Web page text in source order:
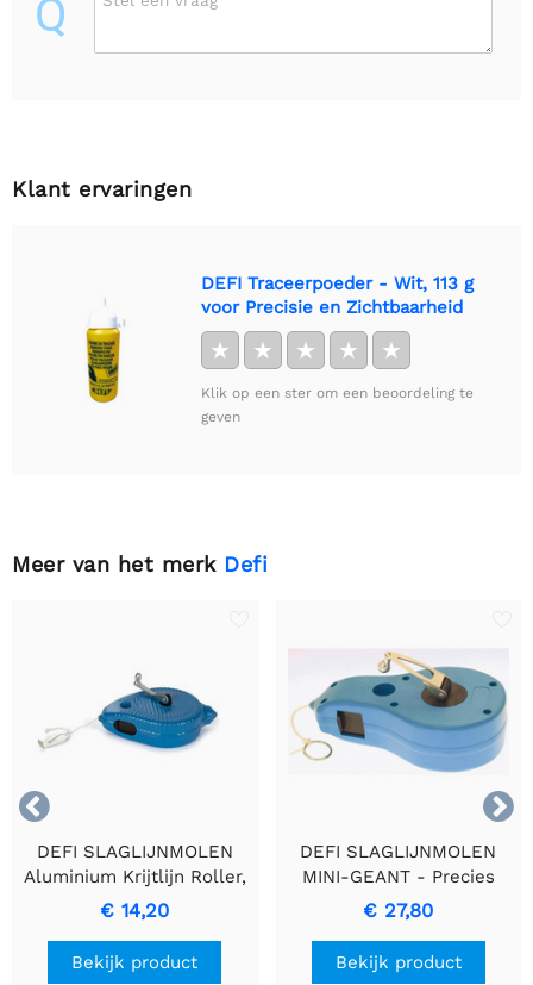
Q
Klant ervaringen
DEFI Traceerpoeder - Wit, 113 g
voor Precisie en Zichtbaarheid
★ ★ ★ ★ ★
Klik op een ster om een beoordeling te
geven
Meer van het merk Defi


DEFI SLAGLIJNMOLEN
Aluminium Krijtlijn Roller,
30m
€ 14,20
Bekijk product
DEFI SLAGLIJNMOLEN
MINI-GEANT - Precies
Gereedschap met een Lijn
van 30 Meter
€ 27,80
Bekijk product